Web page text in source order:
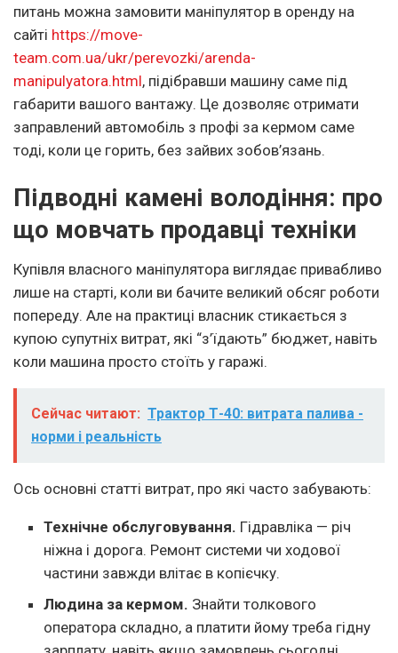
питань можна замовити маніпулятор в оренду на
сайті https://move-
team.com.ua/ukr/perevozki/arenda-
manipulyatora.html, підібравши машину саме під
габарити вашого вантажу. Це дозволяє отримати
заправлений автомобіль з профі за кермом саме
тоді, коли це горить, без зайвих зобов’язань.
Підводні камені володіння: про
що мовчать продавці техніки
Купівля власного маніпулятора виглядає привабливо
лише на старті, коли ви бачите великий обсяг роботи
попереду. Але на практиці власник стикається з
купою супутніх витрат, які “з’їдають” бюджет, навіть
коли машина просто стоїть у гаражі.
Сейчас читают: Трактор Т-40: витрата палива -
норми і реальність
Ось основні статті витрат, про які часто забувають:
Технічне обслуговування. Гідравліка — річ
ніжна і дорога. Ремонт системи чи ходової
частини завжди влітає в копієчку.
Людина за кермом. Знайти толкового
оператора складно, а платити йому треба гідну